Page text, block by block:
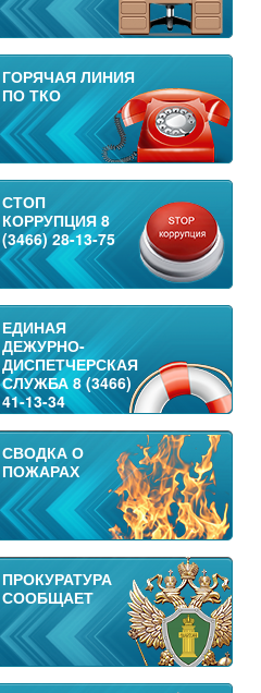
ГОРЯЧАЯ ЛИНИЯ
ПО ТКО
СТОП
КОРРУПЦИЯ 8
(3466) 28-13-75
ЕДИНАЯ
ДЕЖУРНО-
ДИСПЕТЧЕРСКАЯ
СЛУЖБА 8 (3466)
41-13-34
СВОДКА О
ПОЖАРАХ
ПРОКУРАТУРА
СООБЩАЕТ